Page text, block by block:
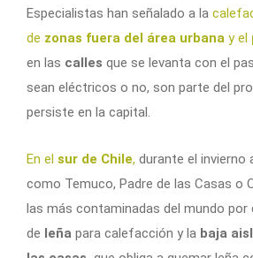
Especialistas han señalado a la
de zonas fuera del área urbana y el
en las calles que se levanta con el
sean eléctricos o no, son parte del
persiste en la capital.
En el sur de Chile, durante el invierno
como Temuco, Padre de las Casas o
las más contaminadas del mundo por
de leña para calefacción y la baja